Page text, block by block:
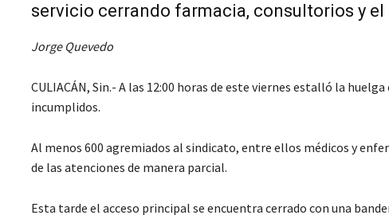
servicio cerrando farmacia, consultorios y
Jorge Quevedo
CULIACÁN, Sin.- A las 12:00 horas de este viernes estalló la
incumplidos.
Al menos 600 agremiados al sindicato, entre ellos médicos y
de las atenciones de manera parcial.
Esta tarde el acceso principal se encuentra cerrado con una